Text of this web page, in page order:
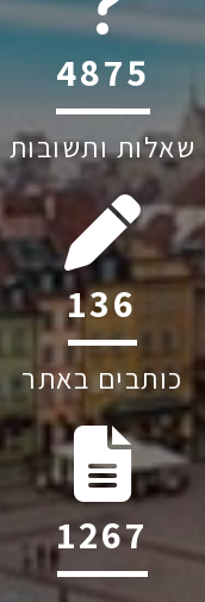
6045
שאלות ותשובות
201
כותבים באתר
1874